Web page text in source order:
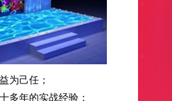
为己任；
多年的实战经验；